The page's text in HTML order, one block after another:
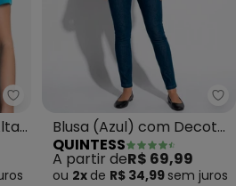
Endless - Blusa Feminina Gola
Blusa (Azul) com Decote
V e Bolso Frontal
QUINTESS
A partir deR$ 69,99
ou 2x de R$ 34,99 sem juros